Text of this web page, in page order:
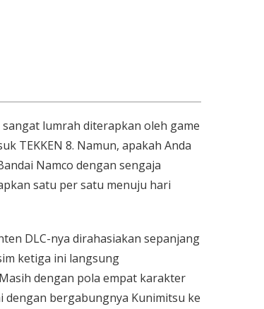
lumrah diterapkan oleh game
TEKKEN 8. Namun, apakah Anda
Namco dengan sengaja
satu per satu menuju hari
DLC-nya dirahasiakan sepanjang
ketiga ini langsung
dengan pola empat karakter
dengan bergabungnya Kunimitsu ke